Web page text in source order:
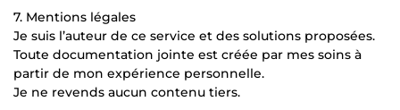
7. Mentions légales
Je suis l’auteur de ce service et des solutions proposées.
Toute documentation jointe est créée par mes soins à
partir de mon expérience personnelle.
Je ne revends aucun contenu tiers.